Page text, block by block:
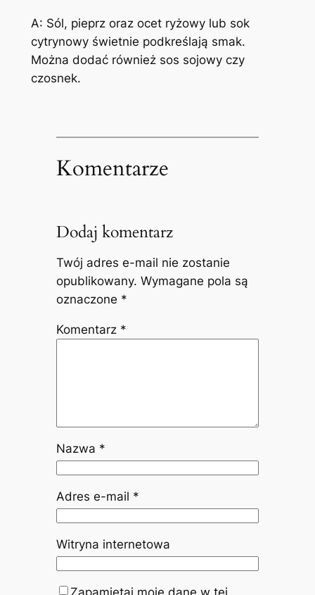
A: Sól, pieprz oraz ocet ryżowy lub sok
cytrynowy świetnie podkreślają smak.
Można dodać również sos sojowy czy
czosnek.
Komentarze
Dodaj komentarz
Twój adres e-mail nie zostanie
opublikowany. Wymagane pola są
oznaczone *
Komentarz *
Nazwa *
Adres e-mail *
Witryna internetowa
Zapamiętaj moje dane w tej